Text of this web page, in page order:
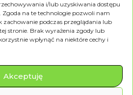
i/lub uzyskiwania dostępu
na te technologie pozwoli nam
zachowanie podczas przeglądania lub
stronie. Brak wyrażenia zgody lub
wpłynąć na niektóre cechy i
Akceptuję